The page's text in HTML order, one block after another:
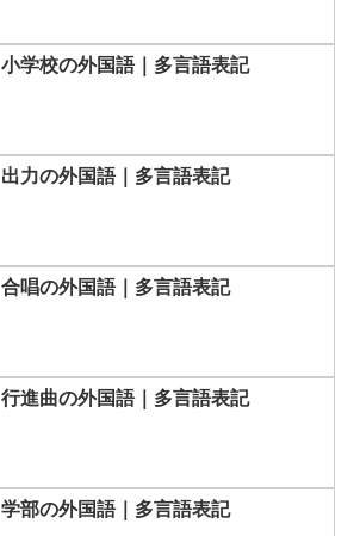
小学校の外国語｜多言語表記
出力の外国語｜多言語表記
合唱の外国語｜多言語表記
行進曲の外国語｜多言語表記
学部の外国語｜多言語表記